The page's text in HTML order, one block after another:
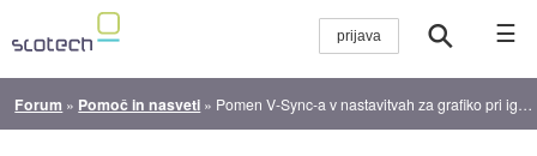
☰
Forum » Pomoč in nasveti » Pomen V-Sync-a v nastavitvah za grafiko pri igrah